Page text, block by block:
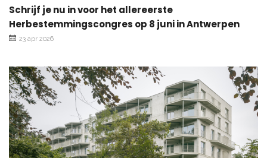
Schrijf je nu in voor het allereerste
Herbestemmingscongres op 8 juni in Antwerpen
23 apr 2026